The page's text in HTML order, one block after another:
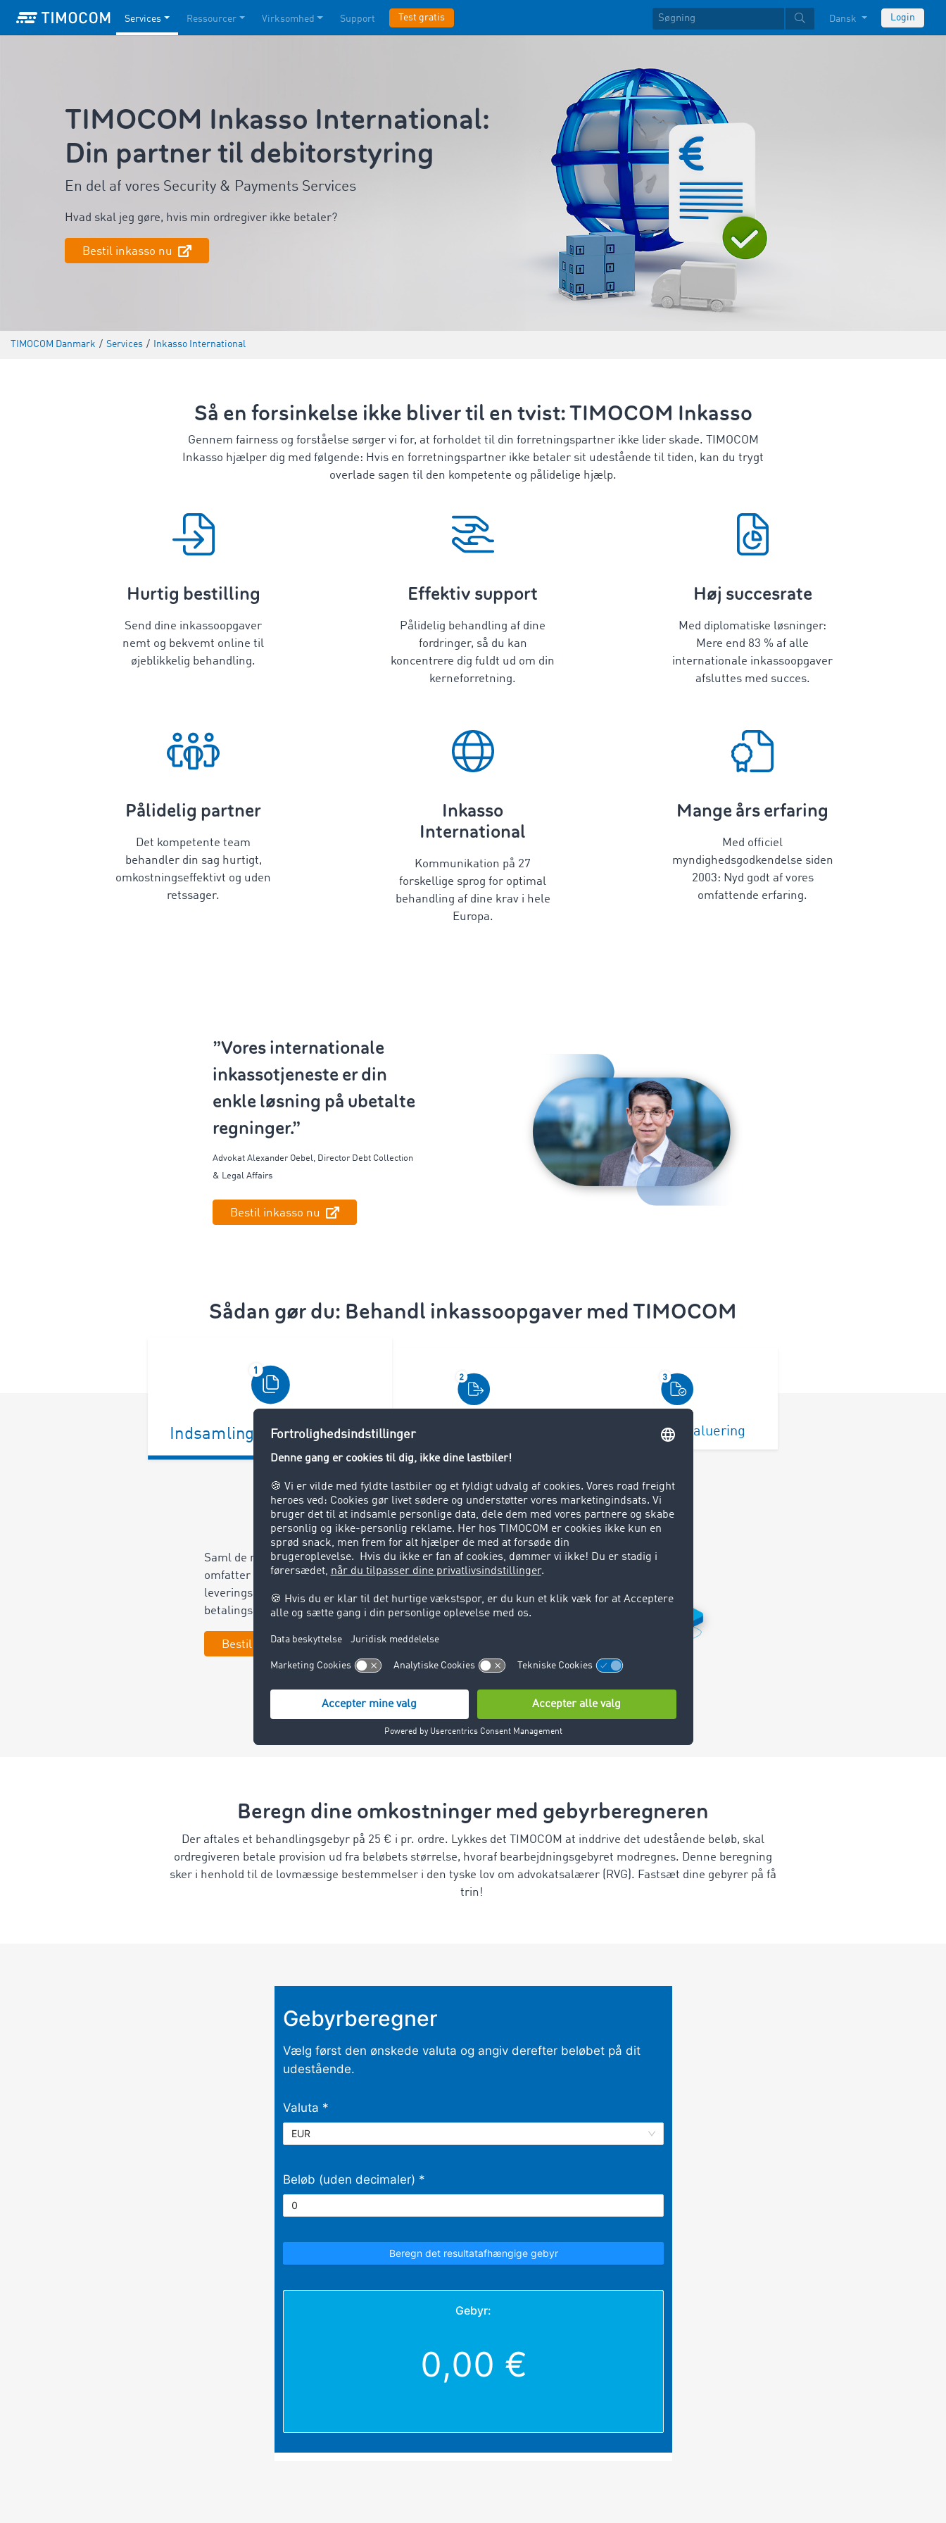
Services Ressourcer Virksomhed Support Test gratis Dansk Login
TIMOCOM Inkasso International:
Din partner til debitorstyring
En del af vores Security & Payments Services
Hvad skal jeg gøre, hvis min ordregiver ikke betaler?
Bestil inkasso nu
TIMOCOM Danmark / Services / Inkasso International
Så en forsinkelse ikke bliver til en tvist: TIMOCOM Inkasso
Gennem fairness og forståelse sørger vi for, at forholdet til din forretningspartner ikke lider skade. TIMOCOM
Inkasso hjælper dig med følgende: Hvis en forretningspartner ikke betaler sit udestående til tiden, kan du trygt
overlade sagen til den kompetente og pålidelige hjælp.
Hurtig bestilling
Send dine inkassoopgaver
nemt og bekvemt online til
øjeblikkelig behandling.
Effektiv support
Pålidelig behandling af dine
fordringer, så du kan
koncentrere dig fuldt ud om din
kerneforretning.
Høj succesrate
Med diplomatiske løsninger:
Mere end83 % af alle
internationale inkassoopgaver
afsluttes med succes.
Pålidelig partner
Det kompetente team
behandler din sag hurtigt,
omkostningseffektivt og uden
retssager.
Inkasso
International
Kommunikation på 27
forskellige sprog for optimal
behandling af dine krav i hele
Europa.
Mange års erfaring
Med officiel
myndighedsgodkendelse siden
2003: Nyd godt af vores
omfattende erfaring.
”Vores internationale
inkassotjeneste er din
enkle løsning på ubetalte
regninger.”
Advokat Alexander Oebel, Director Debt Collection
& Legal Affairs
Bestil inkasso nu
Sådan gør du: Behandl inkassoopgaver med TIMOCOM
Indsamling af dokumenter Indsend ansøgning Ansøgningsevaluering
Saml de nødvendige dokumenter. Dette
omfatter transportordren,
leveringsbeviset, fakturaen og den sidste
betalingspåmindelse.
Bestil inkasso nu
Beregn dine omkostninger med gebyrberegneren
Der aftales et behandlingsgebyr på 25 € i pr. ordre. Lykkes det TIMOCOM at inddrive det udestående beløb, skal
ordregiveren betale provision ud fra beløbets størrelse, hvoraf bearbejdningsgebyret modregnes. Denne beregning
sker i henhold til de lovmæssige bestemmelser i den tyske lov om advokatsalærer (RVG). Fastsæt dine gebyrer på få
trin!